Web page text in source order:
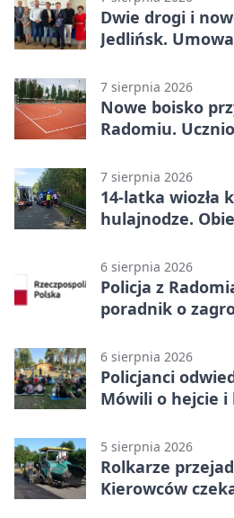
Dwie drogi i
Jedlińsk.
7 sierpnia 2026
Nowe boisko
Radomiu.
7 sierpnia 2026
14-latka wiozła
hulajnodze.
6 sierpnia 2026
Policja z
poradnik o
6 sierpnia 2026
Policjanci
Mówili o hejcie i
5 sierpnia 2026
Rolkarze
Kierowców